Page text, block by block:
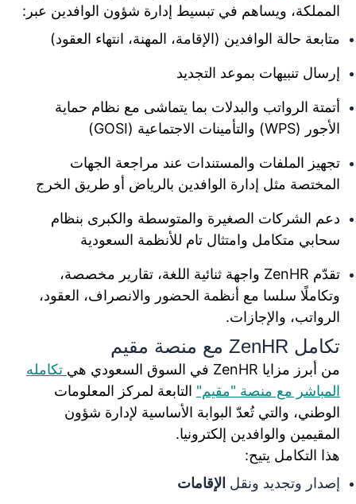
المملكة، ويساهم في تبسيط إدارة شؤون الوافدين عبر:
متابعة حالة الوافدين (الإقامة، المهنة، انتهاء العقود)
إرسال تنبيهات بموعد التجديد
أتمتة الرواتب والبدلات بما يتماشى مع نظام حماية
الأجور (WPS) والتأمينات الاجتماعية (GOSI)
تجهيز الملفات والمستندات عند مراجعة الجهات
المختصة مثل إدارة الوافدين بالرياض أو طريق الخرج
دعم الشركات الصغيرة والمتوسطة والكبرى بنظام
سحابي متكامل وامتثال تام للأنظمة السعودية
تقدّم ZenHR واجهة ثنائية اللغة، تقارير مخصصة،
وتكاملًا سلسا مع أنظمة الحضور والانصراف، العقود،
الرواتب، والإجازات.
تكامل ZenHR مع منصة مقيم
من أبرز مزايا ZenHR في السوق السعودي هي
تكامله
المباشر مع منصة "مقيم" التابعة لمركز المعلومات
الوطني، والتي تُعدّ البوابة الأساسية لإدارة شؤون
المقيمين والوافدين إلكترونيا.
هذا التكامل يتيح:
إصدار وتجديد ونقل الإقامات